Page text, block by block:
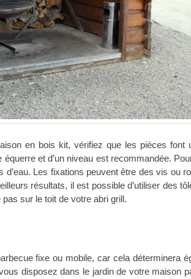
en bois kit, vérifiez que les pièces font
et d’un niveau est recommandée.
Les fixations peuvent être des vis ou
résultats, il est possible d’utiliser des
sur le toit de votre abri grill.
fixe ou mobile, car cela déterminera
disposez dans le jardin de votre maison